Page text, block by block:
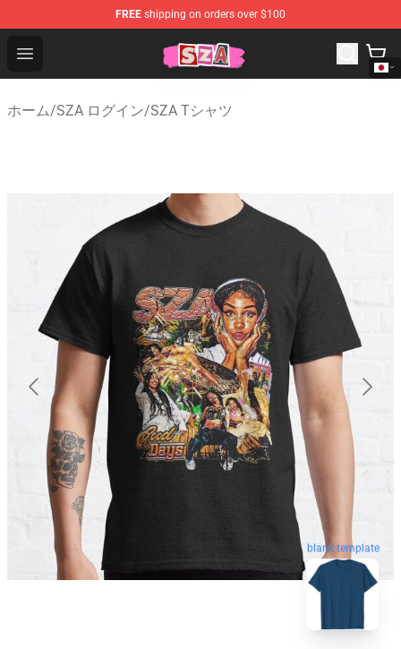
FREE shipping on orders over $100
Open menu
SZA Shop - Official SZA Merchandise Store
ホーム/SZA ログイン/SZA Tシャツ
blank template